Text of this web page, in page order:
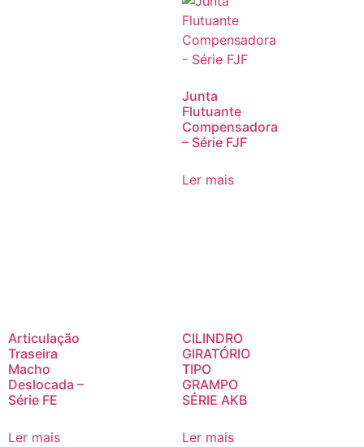
Junta
Flutuante
Compensadora
– Série FJF
Ler mais
Articulação
Traseira
Macho
Deslocada –
Série FE
Ler mais
CILINDRO
GIRATÓRIO
TIPO
GRAMPO
SÉRIE AKB
Ler mais